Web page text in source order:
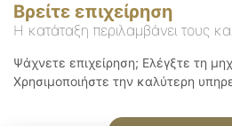
Βρείτε επιχείρηση
Η κατάταξη περιλαμβάνει τους
Ψάχνετε επιχείρηση; Ελέγξτε τη
Χρησιμοποιήστε την καλύτερη